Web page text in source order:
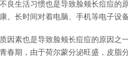
良生活习惯也是导致脸颊长痘痘的
。长时间对着电脑、手机等电子设
因素也是导致脸颊长痘痘的原因之
春期，由于荷尔蒙分泌旺盛，皮脂